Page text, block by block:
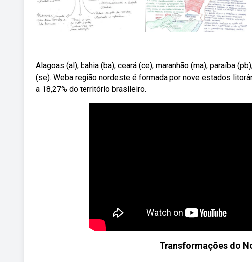
Alagoas (al), bahia (ba), ceará (ce), maranhão (ma), paraíba
(se). Weba região nordeste é formada por nove estados
a 18,27% do território brasileiro.
Transformações do